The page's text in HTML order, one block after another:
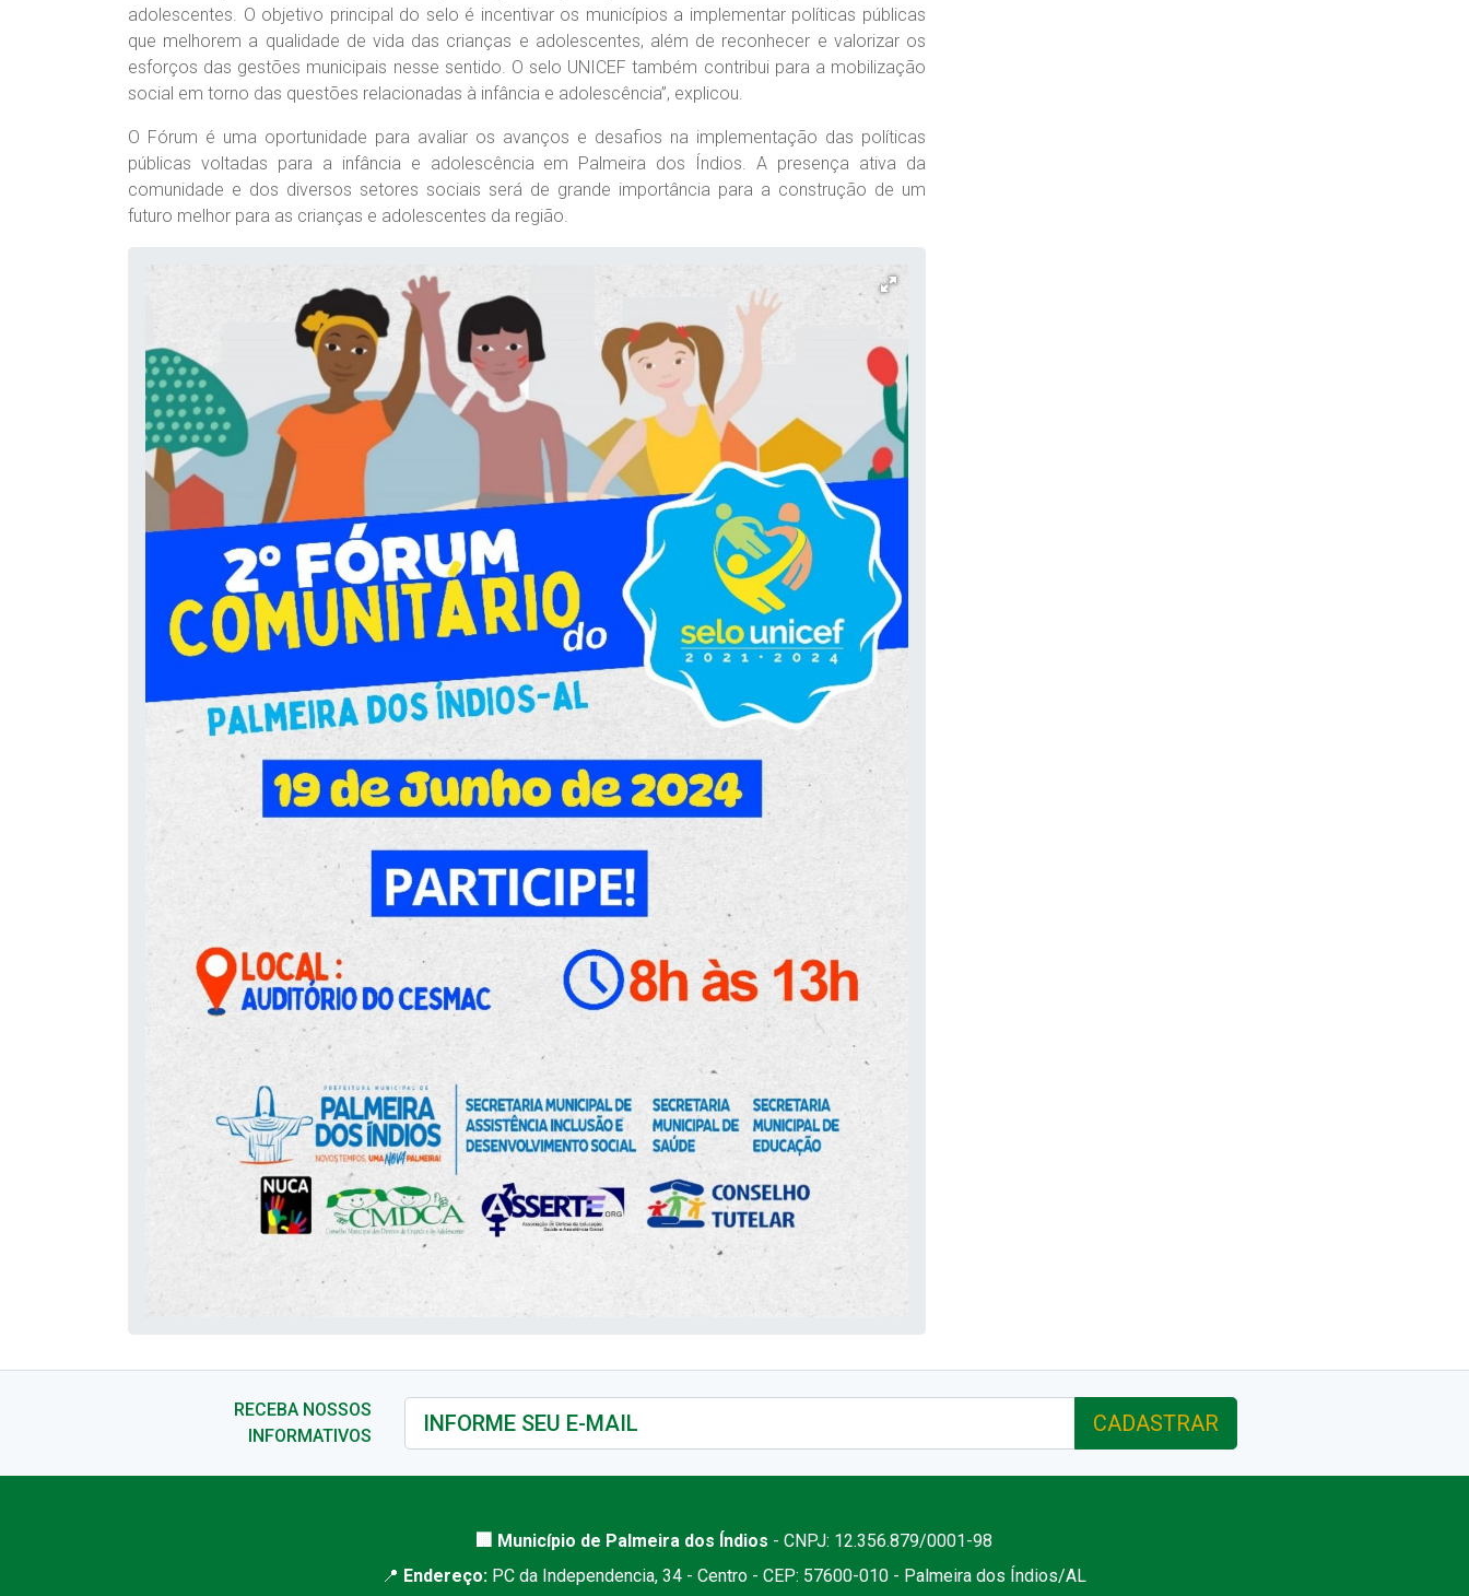
adolescentes. O objetivo principal do selo é incentivar os municípios a implementar políticas públicas
que melhorem a qualidade de vida das crianças e adolescentes, além de reconhecer e valorizar os
esforços das gestões municipais nesse sentido. O selo UNICEF também contribui para a mobilização
social em torno das questões relacionadas à infância e adolescência”, explicou.
O Fórum é uma oportunidade para avaliar os avanços e desafios na implementação das políticas
públicas voltadas para a infância e adolescência em Palmeira dos Índios. A presença ativa da
comunidade e dos diversos setores sociais será de grande importância para a construção de um
futuro melhor para as crianças e adolescentes da região.
RECEBA NOSSOS
INFORMATIVOS
CADASTRAR
🏢 Município de Palmeira dos Índios - CNPJ: 12.356.879/0001-98
📍 Endereço: PC da Independencia, 34 - Centro - CEP: 57600-010 - Palmeira dos Índios/AL